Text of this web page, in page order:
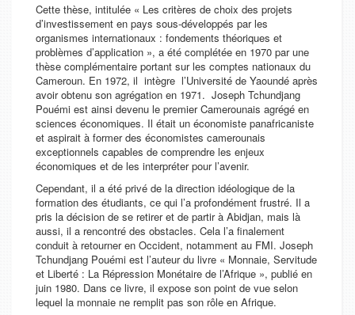
Cette thèse, intitulée « Les critères de choix des projets
d’investissement en pays sous-développés par les
organismes internationaux : fondements théoriques et
problèmes d’application », a été complétée en 1970 par une
thèse complémentaire portant sur les comptes nationaux du
Cameroun. En 1972, il intègre l’Université de Yaoundé après
avoir obtenu son agrégation en 1971. Joseph Tchundjang
Pouémi est ainsi devenu le premier Camerounais agrégé en
sciences économiques. Il était un économiste panafricaniste
et aspirait à former des économistes camerounais
exceptionnels capables de comprendre les enjeux
économiques et de les interpréter pour l’avenir.
Cependant, il a été privé de la direction idéologique de la
formation des étudiants, ce qui l’a profondément frustré. Il a
pris la décision de se retirer et de partir à Abidjan, mais là
aussi, il a rencontré des obstacles. Cela l’a finalement
conduit à retourner en Occident, notamment au FMI. Joseph
Tchundjang Pouémi est l’auteur du livre « Monnaie, Servitude
et Liberté : La Répression Monétaire de l’Afrique », publié en
juin 1980. Dans ce livre, il expose son point de vue selon
lequel la monnaie ne remplit pas son rôle en Afrique.